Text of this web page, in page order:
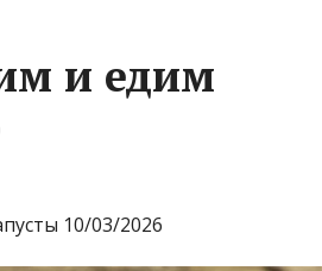
и едим
10/03/2026